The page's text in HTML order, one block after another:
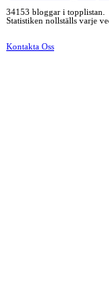
34153 bloggar i topplistan.
Statistiken nollställs varje
Kontakta Oss